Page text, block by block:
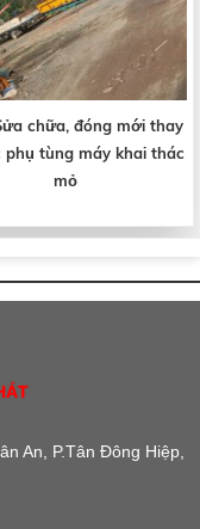
chữa, đóng mới thay
phụ tùng máy khai thác
mỏ
An, P.Tân Đông Hiệp,